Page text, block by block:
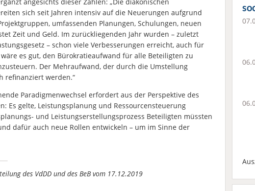
sich seit Jahren intensiv auf die Neuerungen aufgrund
umfassenden Planungen, Schulungen, neuen
Zeit und Geld. Im zurückliegenden Jahr wurden – zuletzt
– schon viele Verbesserungen erreicht, auch für
es gut, den Bürokratieaufwand für alle Beteiligten zu
Der Mehraufwand, der durch die Umstellung
refinanziert werden.“
Paradigmenwechsel erfordert aus der Perspektive des
Es gelte, Leistungsplanung und Ressourcensteuerung
und Leistungserstellungsprozess Beteiligten müssten
dafür auch neue Rollen entwickeln – um im Sinne der
des VdDD und des BeB vom 17.12.2019